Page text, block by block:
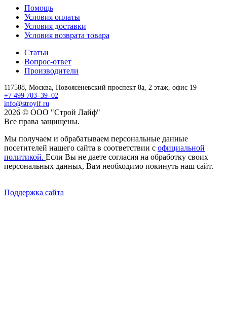
Помощь
Условия оплаты
Условия доставки
Условия возврата товара
Статьи
Вопрос-ответ
Производители
117588, Москва, Новоясеневский проспект 8а, 2 этаж, офис 19
+7 499 703–39–02
info@stroylf.ru
2026 © ООО "Строй Лайф"
Все права защищены.
Мы получаем и обрабатываем персональные данные
посетителей нашего сайта в соответствии с официальной
политикой. Если Вы не даете согласия на обработку своих
персональных данных, Вам необходимо покинуть наш сайт.
Поддержка сайта